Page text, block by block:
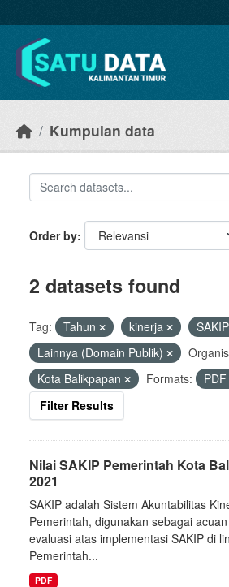
Kumpulan data
Order by
2 datasets found
Tag: Tahun kinerja SAKIP
Lainnya (Domain Publik)
Kota Balikpapan
Formats:
PDF
Filter Results
Nilai SAKIP Pemerintah Kota
2021
SAKIP adalah Sistem Akuntabilitas
Pemerintah, digunakan sebagai
evaluasi atas implementasi SAKIP di
Pemerintah...
PDF